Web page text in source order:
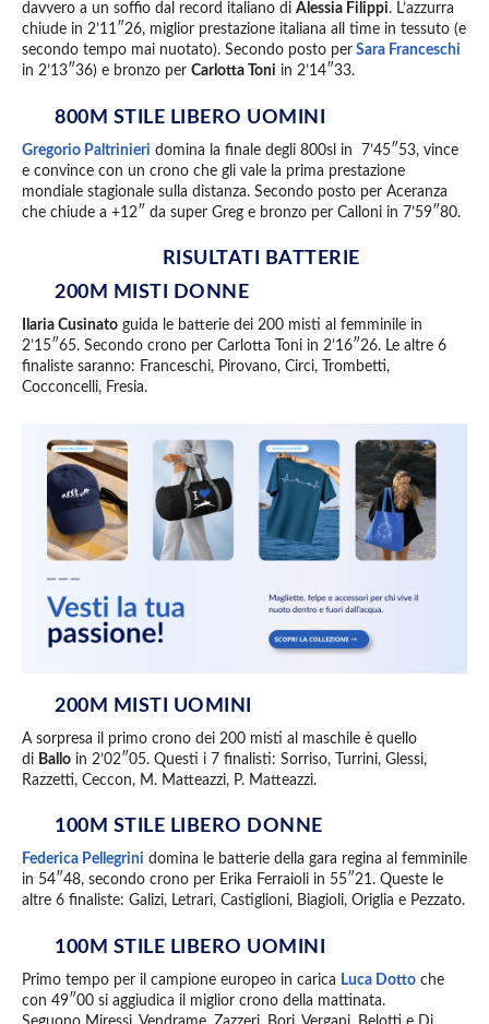
davvero a un soffio dal record italiano di Alessia Filippi. L’azzurra
chiude in 2’11″26, miglior prestazione italiana all time in tessuto (e
secondo tempo mai nuotato). Secondo posto per Sara Franceschi
in 2’13″36) e bronzo per Carlotta Toni in 2’14″33.
800M STILE LIBERO UOMINI
Gregorio Paltrinieri domina la finale degli 800sl in 7’45″53, vince
e convince con un crono che gli vale la prima prestazione
mondiale stagionale sulla distanza. Secondo posto per Aceranza
che chiude a +12″ da super Greg e bronzo per Calloni in 7’59″80.
RISULTATI BATTERIE
200M MISTI DONNE
Ilaria Cusinato guida le batterie dei 200 misti al femminile in
2’15″65. Secondo crono per Carlotta Toni in 2’16″26. Le altre 6
finaliste saranno: Franceschi, Pirovano, Circi, Trombetti,
Cocconcelli, Fresia.
200M MISTI UOMINI
A sorpresa il primo crono dei 200 misti al maschile è quello
di Ballo in 2’02″05. Questi i 7 finalisti: Sorriso, Turrini, Glessi,
Razzetti, Ceccon, M. Matteazzi, P. Matteazzi.
100M STILE LIBERO DONNE
Federica Pellegrini domina le batterie della gara regina al femminile
in 54″48, secondo crono per Erika Ferraioli in 55″21. Queste le
altre 6 finaliste: Galizi, Letrari, Castiglioni, Biagioli, Origlia e Pezzato.
100M STILE LIBERO UOMINI
Primo tempo per il campione europeo in carica Luca Dotto che
con 49″00 si aggiudica il miglior crono della mattinata.